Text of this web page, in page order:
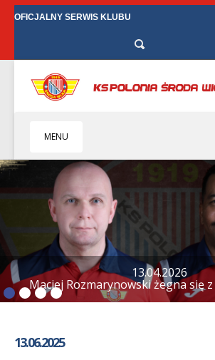
OFICJALNY SERWIS KLUBU
MENU
HOME
KLUB
BIZNES
SENIORZY
SENIORKI
BILETY
12.04.2026
Tylko remis w Starych
13.06.2025